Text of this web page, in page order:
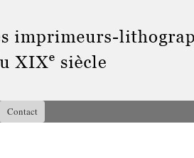
principal
Contact